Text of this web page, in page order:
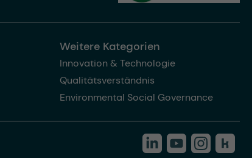
Weitere Kategorien
Innovation & Technologie
Qualitätsverständnis
Environmental Social Governance